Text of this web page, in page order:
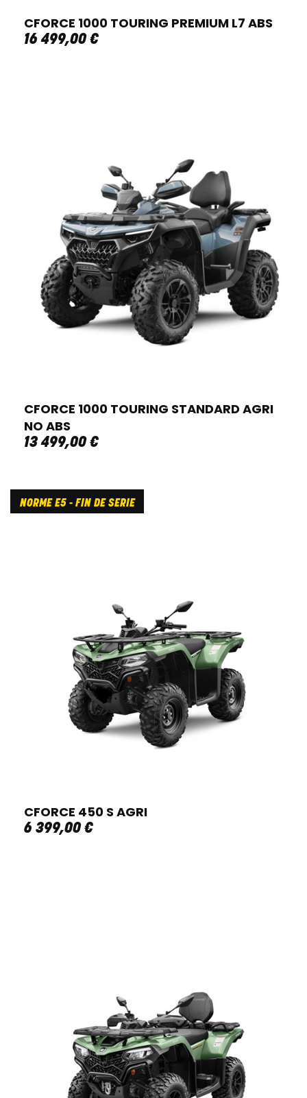
CFORCE 1000 TOURING PREMIUM L7 ABS
16 499,00€
CFORCE 1000 TOURING STANDARD AGRI
NO ABS
13 499,00€
NORME E5 - FIN DE SERIE
CFORCE 450 S AGRI
6 399,00€